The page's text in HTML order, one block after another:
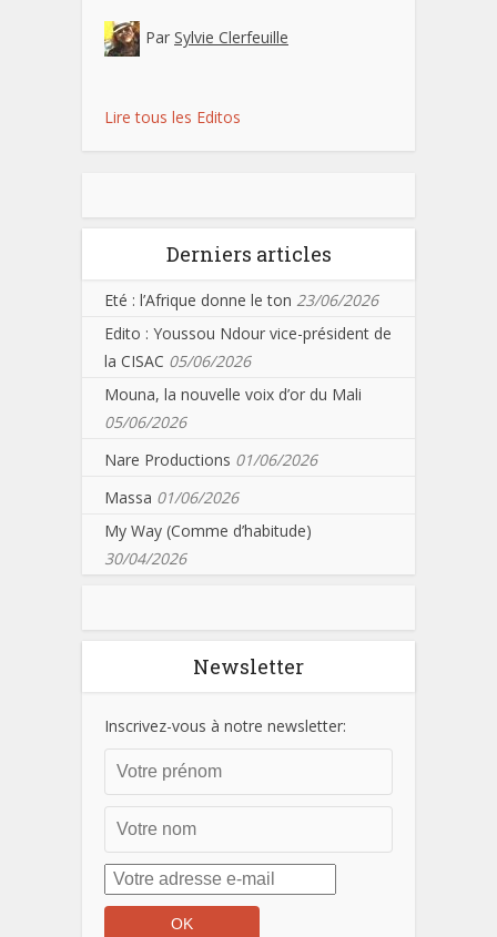
Par Sylvie Clerfeuille
Lire tous les Editos
Derniers articles
Eté : l’Afrique donne le ton 23/06/2026
Edito : Youssou Ndour vice-président de
la CISAC 05/06/2026
Mouna, la nouvelle voix d’or du Mali
05/06/2026
Nare Productions 01/06/2026
Massa 01/06/2026
My Way (Comme d’habitude)
30/04/2026
Newsletter
Inscrivez-vous à notre newsletter: